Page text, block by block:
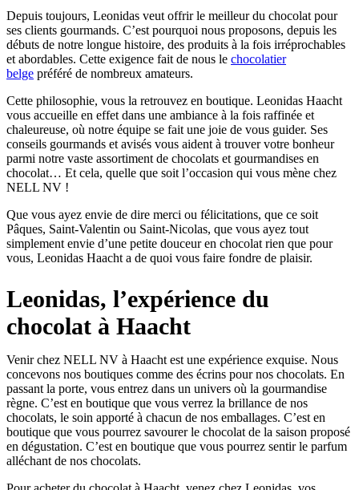
Depuis toujours, Leonidas veut offrir le meilleur du chocolat pour
ses clients gourmands. C’est pourquoi nous proposons, depuis les
débuts de notre longue histoire, des produits à la fois irréprochables
et abordables. Cette exigence fait de nous le chocolatier
belge préféré de nombreux amateurs.
Cette philosophie, vous la retrouvez en boutique. Leonidas Haacht
vous accueille en effet dans une ambiance à la fois raffinée et
chaleureuse, où notre équipe se fait une joie de vous guider. Ses
conseils gourmands et avisés vous aident à trouver votre bonheur
parmi notre vaste assortiment de chocolats et gourmandises en
chocolat… Et cela, quelle que soit l’occasion qui vous mène chez
NELL NV !
Que vous ayez envie de dire merci ou félicitations, que ce soit
Pâques, Saint-Valentin ou Saint-Nicolas, que vous ayez tout
simplement envie d’une petite douceur en chocolat rien que pour
vous, Leonidas Haacht a de quoi vous faire fondre de plaisir.
Leonidas, l’expérience du
chocolat à Haacht
Venir chez NELL NV à Haacht est une expérience exquise. Nous
concevons nos boutiques comme des écrins pour nos chocolats. En
passant la porte, vous entrez dans un univers où la gourmandise
règne. C’est en boutique que vous verrez la brillance de nos
chocolats, le soin apporté à chacun de nos emballages. C’est en
boutique que vous pourrez savourer le chocolat de la saison proposé
en dégustation. C’est en boutique que vous pourrez sentir le parfum
alléchant de nos chocolats.